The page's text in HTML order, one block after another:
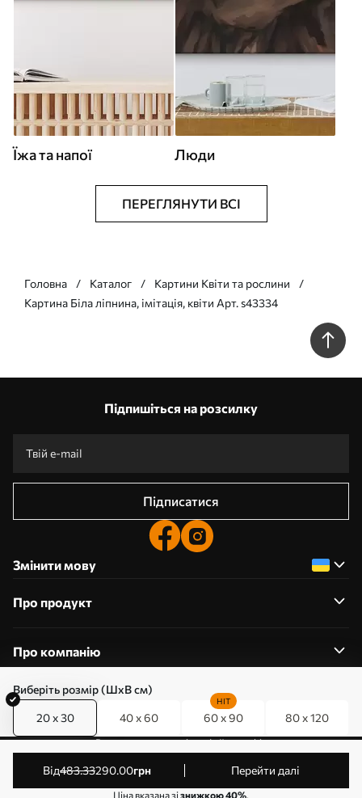
Виберіть розмір (ШхВ см)
20 x 30 40 x 60 60 x 90
HIT
80 x 120
від483.33290.00грн Перейти далі
Ціна вказана зізнижкою 40%.
Їжа та напої Люди
ПЕРЕГЛЯНУТИ ВСІ
Головна Каталог
Картини Квіти та рослини
Картина Біла ліпнина, імітація, квіти Арт. s43334
Підпишіться на розсилку
Підписатися
Змінити мову
Про продукт
Про компанію
0800357223
Редагування дозволів на файли cookie
© 2011-2026 Art-holst. Усі права захищені. Власник:
ТОВ “КЛЄВЄР”. Код ЄДРПОУ: 31780602.